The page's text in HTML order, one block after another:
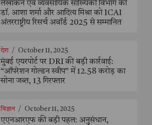
लेखांकन एवं व्यवसायिक सांख्यिकी विभाग की
डॉ. आशा शर्मा और आदित्य मिश्रा को ICAI
अंतरराष्ट्रीय रिसर्च अवॉर्ड 2025 से सम्मानित
देश / October 11, 2025
मुंबई एयरपोर्ट पर DRI की बड़ी कार्रवाई:
“ऑपरेशन गोल्डन स्वीप” में 12.58 करोड़ का
सोना जब्त, 13 गिरफ्तार
विज्ञान / October 11, 2025
एएनआरएफ की बड़ी पहल: अनुसंधान,